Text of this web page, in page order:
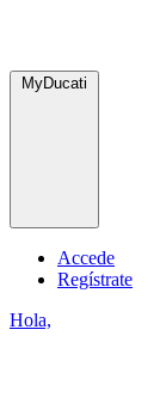
MyDucati
Accede
Regístrate
Hola,